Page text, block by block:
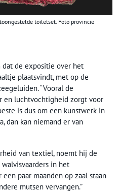
toiletset. Foto provincie
dat de expositie over het
plaatsvindt, met op de
“Vooral de
en luchtvochtigheid zorgt voor
is dus om een kunstwerk in
dan kan niemand er van
van textiel, noemt hij de
in het
een paar maanden op zaal staan
mutsen vervangen.”